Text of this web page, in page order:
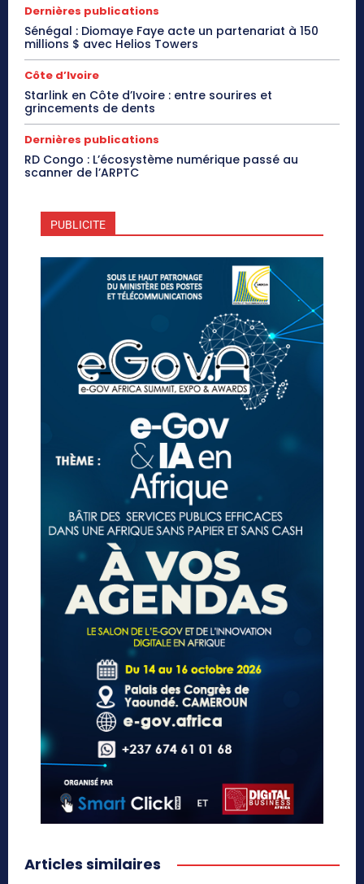
Dernières publications
Sénégal : Diomaye Faye acte un partenariat à 150
millions $ avec Helios Towers
Côte d’Ivoire
Starlink en Côte d’Ivoire : entre sourires et
grincements de dents
Dernières publications
RD Congo : L’écosystème numérique passé au
scanner de l’ARPTC
PUBLICITE
Articles similaires